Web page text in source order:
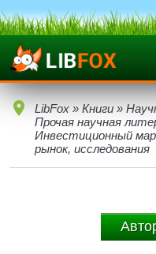
LibFox » Книги »
Прочая научная
Инвестиционный
рынок, исследования